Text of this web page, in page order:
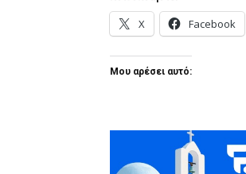
X Facebook
Μου αρέσει αυτό: